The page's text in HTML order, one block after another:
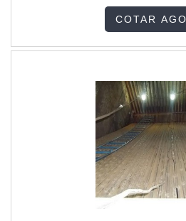
instalações elétricas
Soluções. É possível encontrar
para cada cliente.Ainda
empresas que prezam por
ótima qualidade e proteção,
despercebidos e podem gerar
clientes.Existem muitas formas
conhecimento e autoridade em
razões pelas quais a DCC
sempre que buscar por empresa
Colaboradores que seguem
planejamento; Profissionais que
tecnologia; Funcionários
COTAR